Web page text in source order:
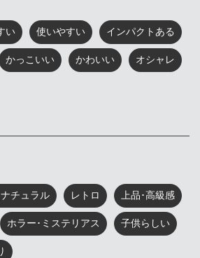
い 使いやすい インパクトある
かっこいい かわいい オシャレ
チュラル レトロ 上品･高級感
ホラー･ミステリアス 子供らしい